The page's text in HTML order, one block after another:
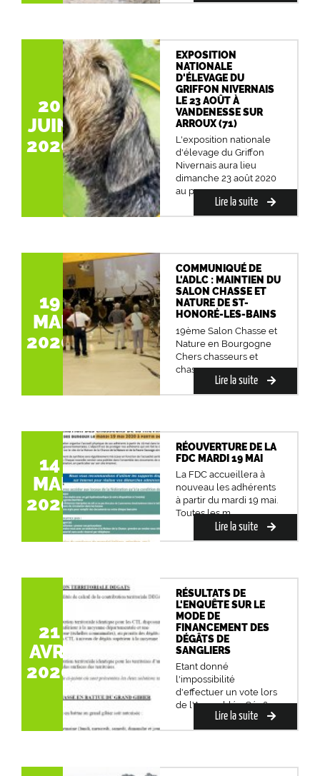
20
JUIN
2020
EXPOSITION
NATIONALE
D'ÉLEVAGE DU
GRIFFON NIVERNAIS
LE 23 AOÛT À
VANDENESSE SUR
ARROUX (71)
L'exposition nationale
d'élevage du Griffon
Nivernais aura lieu
dimanche 23 août 2020
au pa...
Lire la suite
19
MAI
2020
COMMUNIQUÉ DE
L'ADLC : MAINTIEN DU
SALON CHASSE ET
NATURE DE ST-
HONORÉ-LES-BAINS
19ème Salon Chasse et
Nature en Bourgogne
Chers chasseurs et
chasseres...
Lire la suite
14
MAI
2020
RÉOUVERTURE DE LA
FDC MARDI 19 MAI
La FDC accueillera à
nouveau les adhérents
à partir du mardi 19 mai.
Toutes les m...
Lire la suite
21
AVR.
2020
RÉSULTATS DE
L'ENQUÊTE SUR LE
MODE DE
FINANCEMENT DES
DÉGÂTS DE
SANGLIERS
Etant donné
l'impossibilité
d'effectuer un vote lors
de l'Assemblée Gén&...
Lire la suite